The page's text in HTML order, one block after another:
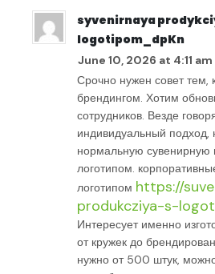
syvenirnaya
logotipom_dpKn
June 10, 2026 at 4:11 am
Срочно нужен совет тем,
брендингом. Хотим
сотрудников. Везде
индивидуальный подход,
нормальную сувенирную
логотипом.
логотипом https://
produkcziya-s-
Интересует именно
от кружек до
нужно от 500 штук,